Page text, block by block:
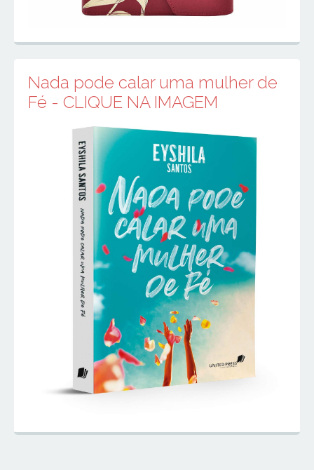
Nada pode calar uma mulher de
Fé - CLIQUE NA IMAGEM